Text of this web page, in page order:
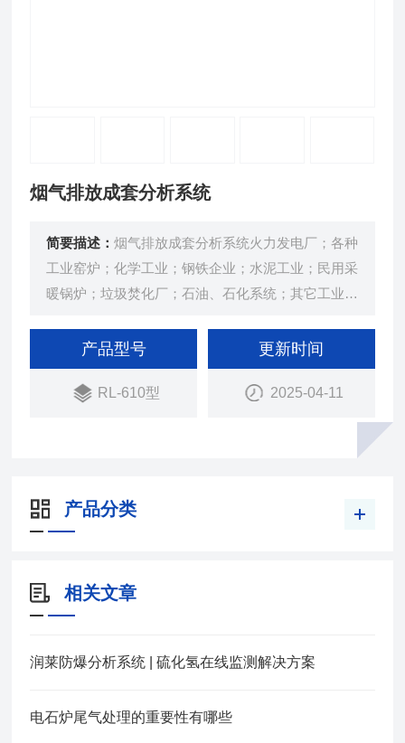
烟气排放成套分析系统
简要描述：烟气排放成套分析系统火力发电厂；各种
工业窑炉；化学工业；钢铁企业；水泥工业；民用采
暖锅炉；垃圾焚化厂；石油、石化系统；其它工业过
产品型号
RL-610型
更新时间
2025-04-11
产品分类
相关文章
润莱防爆分析系统 | 硫化氢在线监测解决方案
电石炉尾气处理的重要性有哪些